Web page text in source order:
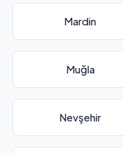
Mardin
Muğla
Nevşehir